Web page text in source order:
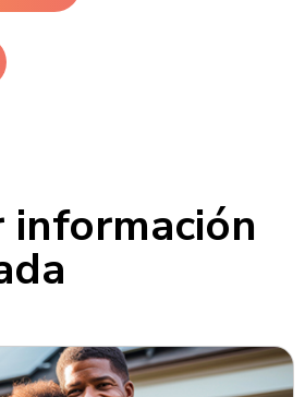
información